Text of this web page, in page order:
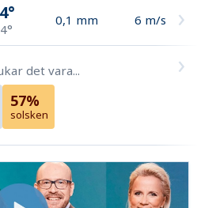
0,1 mm 6 m/s
det vara...
57%
solsken